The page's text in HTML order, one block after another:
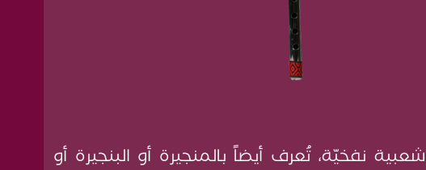
نفخيّة، تُعرف أيضاً بالمنجيرة أو البنجيرة أو